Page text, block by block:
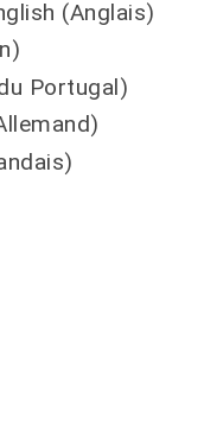
(Anglais)
)
Portugal)
)
)